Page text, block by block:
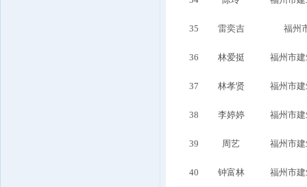
35 雷奕吉 福州
36 林爱挺 福州市
37 林孝贤 福州市
38 李婷婷 福州市
39 周艺 福州市
40 钟富林 福州市